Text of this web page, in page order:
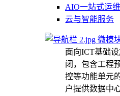
AIO一站式运
云与智能服务
微模
面向ICT基础
闭，包含工程
控等功能单元
户提供数据中